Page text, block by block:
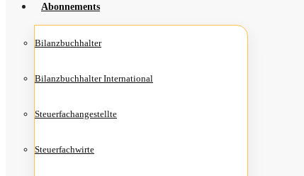
Abon­ne­ments
Bilanz­buch­hal­ter
Bilanz­buch­hal­ter International
Steu­er­fach­an­ge­stell­te
Steu­er­fach­wir­te